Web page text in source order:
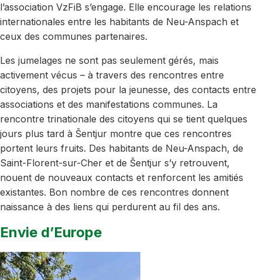
l’association VzFiB s’engage. Elle encourage les relations
internationales entre les habitants de Neu-Anspach et
ceux des communes partenaires.
Les jumelages ne sont pas seulement gérés, mais
activement vécus – à travers des rencontres entre
citoyens, des projets pour la jeunesse, des contacts entre
associations et des manifestations communes. La
rencontre trinationale des citoyens qui se tient quelques
jours plus tard à Šentjur montre que ces rencontres
portent leurs fruits. Des habitants de Neu-Anspach, de
Saint-Florent-sur-Cher et de Šentjur s’y retrouvent,
nouent de nouveaux contacts et renforcent les amitiés
existantes. Bon nombre de ces rencontres donnent
naissance à des liens qui perdurent au fil des ans.
Envie d’Europe